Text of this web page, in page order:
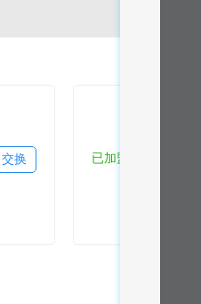
交换 已加盟